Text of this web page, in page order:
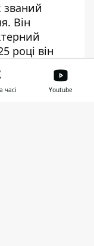
званий
Він
році він
В цей
але й
часі Youtube